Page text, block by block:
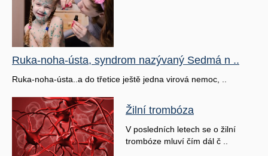
Ruka-noha-ústa, syndrom nazývaný Sedmá n ..
Ruka-noha-ústa..a do třetice ještě jedna virová nemoc, ..
Žilní trombóza
V posledních letech se o žilní
trombóze mluví čím dál č ..